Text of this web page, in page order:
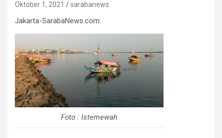
Oktober 1, 2021 sarabanews
Jakarta-SarabaNews.com.
Foto : Istemewah